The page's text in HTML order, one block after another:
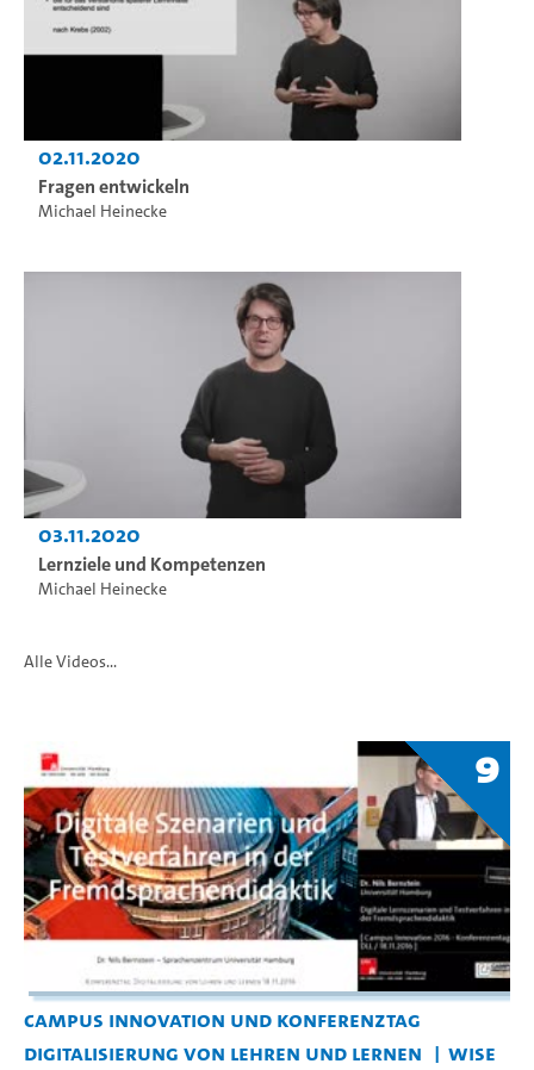
02.11.2020
Fragen entwickeln
Michael Heinecke
03.11.2020
Lernziele und Kompetenzen
Michael Heinecke
Alle Videos...
9
Campus Innovation und Konferenztag
Digitalisierung von Lehren und Lernen
WiSe